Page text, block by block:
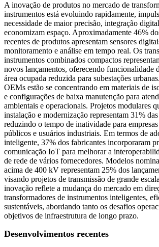
A inovação de produtos no mercado de
instrumentos está evoluindo rapidamente,
necessidade de maior precisão, integração
economizam espaço. Aproximadamente 46%
recentes de produtos apresentam sensores
monitoramento e análise em tempo real. Os
instrumentos combinados compactos
novos lançamentos, oferecendo funcionalidade
área ocupada reduzida para subestações
OEMs estão se concentrando em materiais de
e configurações de baixa manutenção para
ambientais e operacionais. Projetos modulares
instalação e modernização representam 31%
reduzindo o tempo de inatividade para
públicos e usuários industriais. Em termos de
inteligente, 37% dos fabricantes incorporaram
comunicação IoT para melhorar a
de rede de vários fornecedores. Modelos
acima de 400 kV representam 25% dos
visando projetos de transmissão de grande
inovação reflete a mudança do mercado em
transformadores de instrumentos inteligentes,
sustentáveis, abordando tanto os desafios
objetivos de infraestrutura de longo prazo.
Desenvolvimentos recentes